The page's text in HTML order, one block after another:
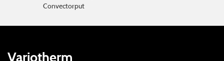
Convectorput
Variotherm